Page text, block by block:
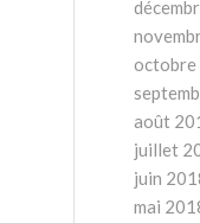
octobre
août
juillet
juin
mai